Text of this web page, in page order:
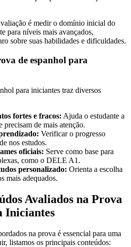
é medir o domínio inicial do
para níveis mais avançados,
sobre suas habilidades e dificuldades.
de espanhol para
para iniciantes traz diversos
fortes e fracos: Ajuda o estudante a
precisam de mais atenção.
Verificar o progresso
nos estudos.
oficiais: Serve como base para
como o DELE A1.
personalizado: Orienta a escolha
mais adequados.
Avaliados na Prova
Iniciantes
na prova é essencial para uma
listamos os principais conteúdos: